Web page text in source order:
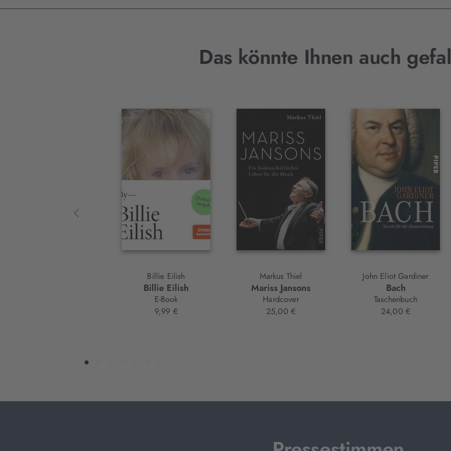
Das könnte Ihnen auch
Interaktives
Element
Billie Eilish
Billie Eilish
E-Book
9,99 €
Markus Thiel
Mariss Jansons
Hardcover
25,00 €
John Eliot Gardiner
Bach
Taschenbuch
24,00 €